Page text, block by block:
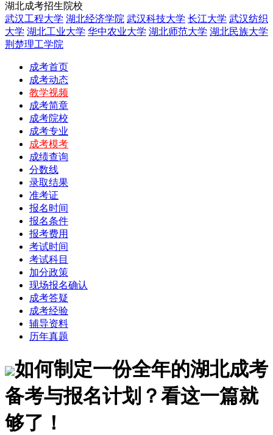
湖北成考招生院校
武汉工程大学 湖北经济学院 武汉科技大学 长江大学 武汉纺织
大学 湖北工业大学 华中农业大学 湖北师范大学 湖北民族大学
荆楚理工学院
成考首页
成考动态
教学视频
成考简章
成考院校
成考专业
成考模考
成绩查询
分数线
录取结果
准考证
报名时间
报名条件
报考费用
考试时间
考试科目
加分政策
现场报名确认
成考答疑
成考经验
辅导资料
历年真题
如何制定一份全年的湖北成考
备考与报名计划？看这一篇就
够了！